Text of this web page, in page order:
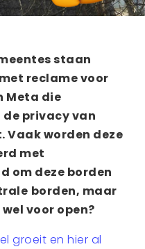
staan
reclame voor
Meta die
de privacy van
Vaak worden deze
met
om deze borden
borden, maar
voor open?
groeit en hier al